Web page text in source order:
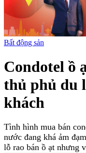
Bất động sản
Condotel ồ
thủ phủ du
khách
Tình hình mua bán
nước đang khá ảm
lỗ rao bán ồ ạt nhưng